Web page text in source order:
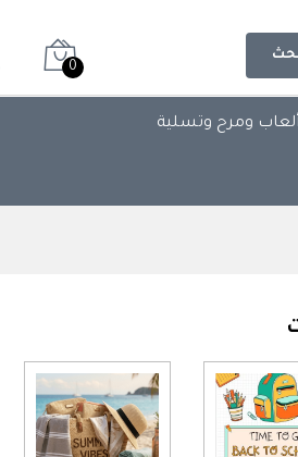
0
ألعاب ومرح وتسلية